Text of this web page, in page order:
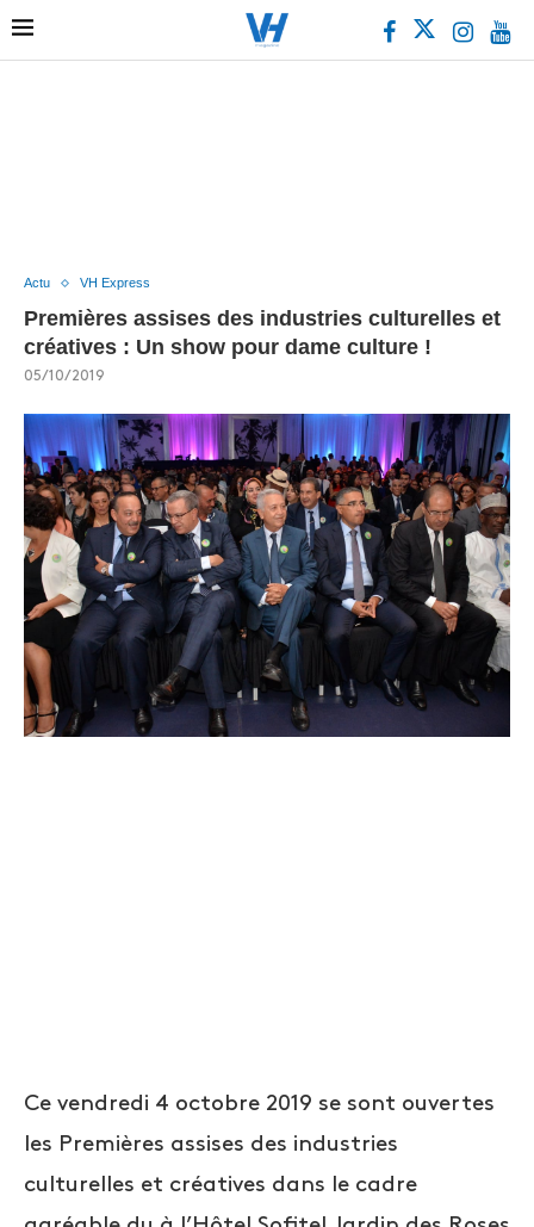
Actu VH Express
Premières assises des industries culturelles et
créatives : Un show pour dame culture !
05/10/2019
Ce vendredi 4 octobre 2019 se sont ouvertes
les Premières assises des industries
culturelles et créatives dans le cadre